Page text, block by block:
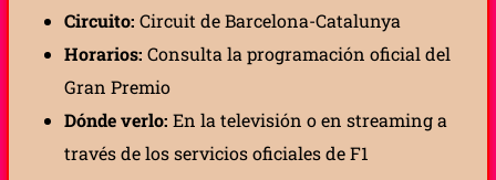
Circuito: Circuit de Barcelona-Catalunya
Horarios: Consulta la programación oficial del
Gran Premio
Dónde verlo: En la televisión o en streaming a
través de los servicios oficiales de F1